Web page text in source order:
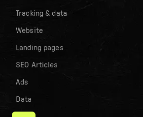
Tracking & data
Website
Landing pages
SEO Articles
Ads
Data